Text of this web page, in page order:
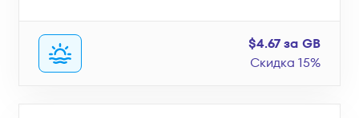
$4.67 за GB
Скидка 15%